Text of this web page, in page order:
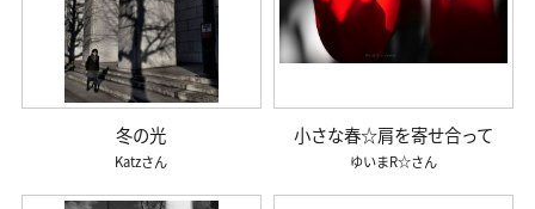
冬の光
Katz
小さな春☆肩を寄せ合って
ゆいまR☆